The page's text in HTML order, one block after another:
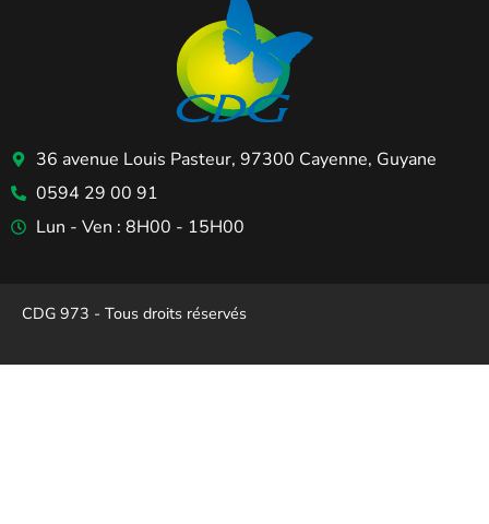
36 avenue Louis Pasteur, 97300 Cayenne, Guyane
0594 29 00 91
Lun - Ven : 8H00 - 15H00
CDG 973 - Tous droits réservés